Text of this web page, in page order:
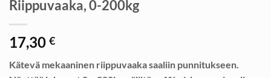
Riippuvaaka, 0-200kg
17,30 €
Kätevä mekaaninen riippuvaaka saaliin punnitukseen.